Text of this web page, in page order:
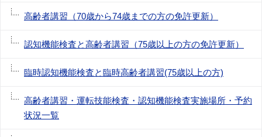
高齢者講習（70歳から74歳までの方の免許更新）
認知機能検査と高齢者講習（75歳以上の方の免許更新）
臨時認知機能検査と臨時高齢者講習(75歳以上の方)
高齢者講習・運転技能検査・認知機能検査実施場所・予約
状況一覧